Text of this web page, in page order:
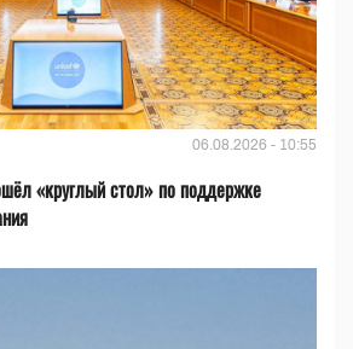
06.08.2026 - 10:55
«круглый стол» по поддержке